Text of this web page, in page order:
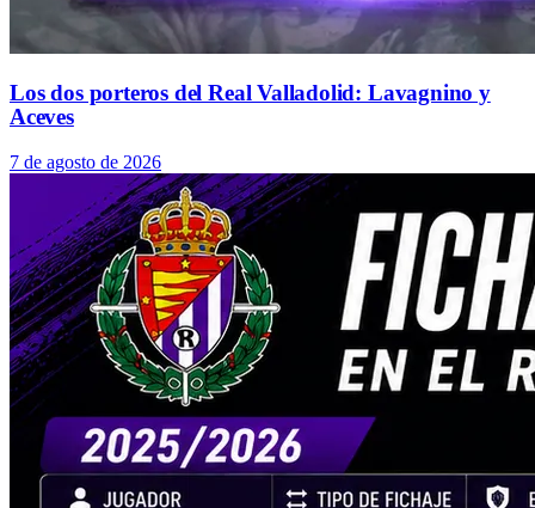
Los dos porteros del Real Valladolid: Lavagnino y
Aceves
7 de agosto de 2026